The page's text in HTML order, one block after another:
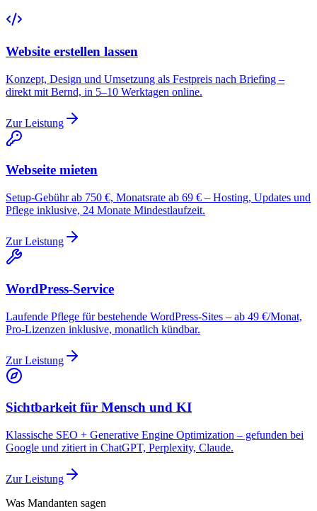
Website erstellen lassen
Konzept, Design und Umsetzung als Festpreis nach Briefing –
direkt mit Bernd, in 5–10 Werktagen online.
Zur Leistung
Webseite mieten
Setup-Gebühr ab 750 €, Monatsrate ab 69 € – Hosting, Updates und
Pflege inklusive, 24 Monate Mindestlaufzeit.
Zur Leistung
WordPress-Service
Laufende Pflege für bestehende WordPress-Sites – ab 49 €/Monat,
Pro-Lizenzen inklusive, monatlich kündbar.
Zur Leistung
Sichtbarkeit für Mensch und KI
Klassische SEO + Generative Engine Optimization – gefunden bei
Google und zitiert in ChatGPT, Perplexity, Claude.
Zur Leistung
Was Mandanten sagen